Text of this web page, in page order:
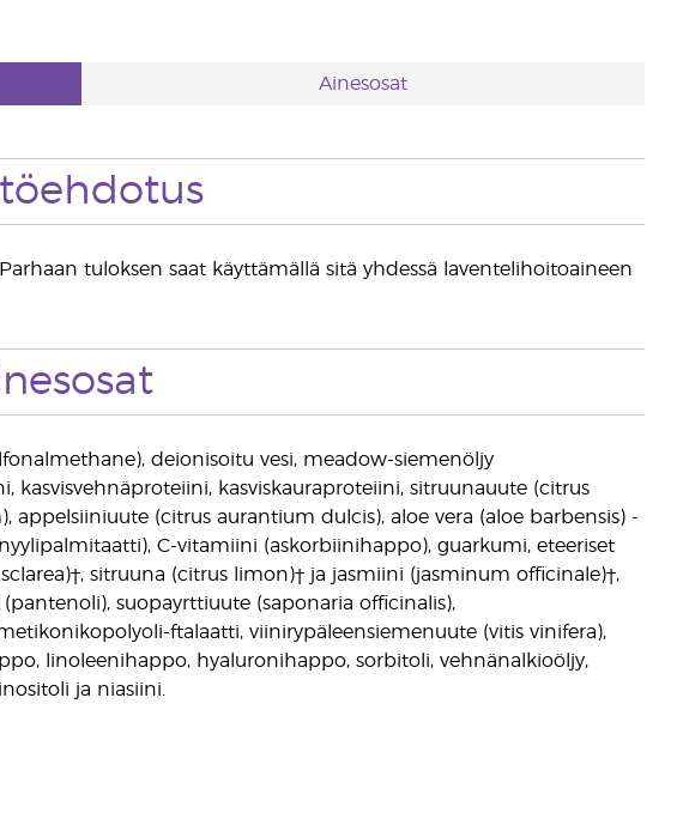
Ainesosat
tuloksen saat käyttämällä sitä yhdessä laventelihoitoaineen
deionisoitu vesi, meadow-siemenöljy
kasviskauraproteiini, sitruunauute (citrus
(citrus aurantium dulcis), aloe vera (aloe barbensis) -
C-vitamiini (askorbiinihappo), guarkumi, eteeriset
sitruuna (citrus limon)† ja jasmiini (jasminum officinale)†,
suopayrttiuute (saponaria officinalis),
ftalaatti, viinirypäleensiemenuute (vitis vinifera),
linoleenihappo, hyaluronihappo, sorbitoli, vehnänalkioöljy,
ja niasiini.